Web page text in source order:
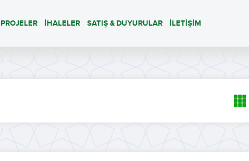
PROJELER İHALELER SATIŞ & DUYURULAR İLETİŞİM